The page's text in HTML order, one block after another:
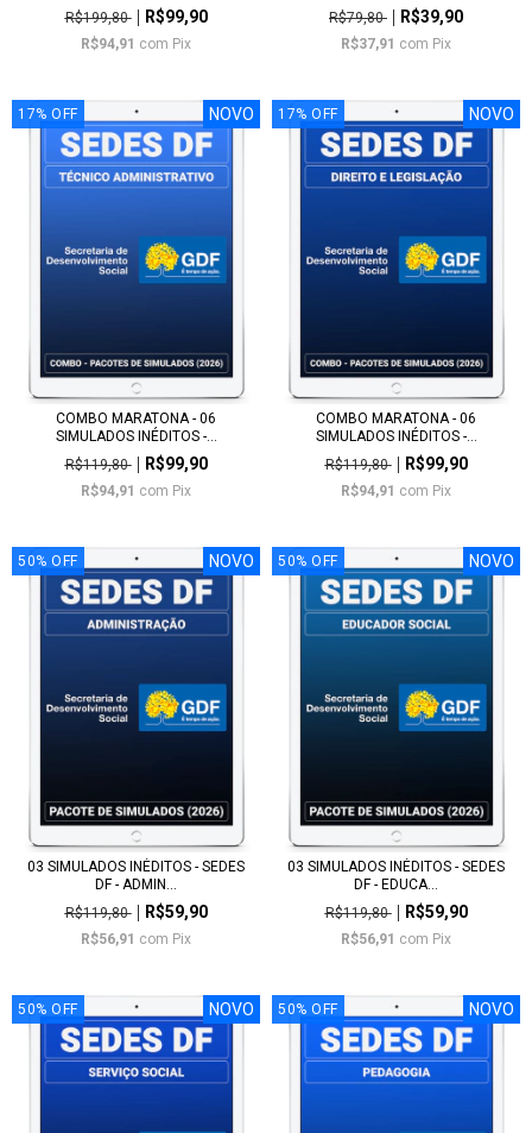
R$199,80
R$99,90
R$94,91 com Pix
R$79,80
R$39,90
R$37,91 com Pix
17% OFF NOVO
COMBO MARATONA - 06
SIMULADOS INÉDITOS -...
R$119,80
R$99,90
R$94,91 com Pix
17% OFF NOVO
COMBO MARATONA - 06
SIMULADOS INÉDITOS -...
R$119,80
R$99,90
R$94,91 com Pix
50% OFF NOVO
03 SIMULADOS INÉDITOS - SEDES
DF - ADMIN...
R$119,80
R$59,90
R$56,91 com Pix
50% OFF NOVO
03 SIMULADOS INÉDITOS - SEDES
DF - EDUCA...
R$119,80
R$59,90
R$56,91 com Pix
50% OFF NOVO 50% OFF NOVO